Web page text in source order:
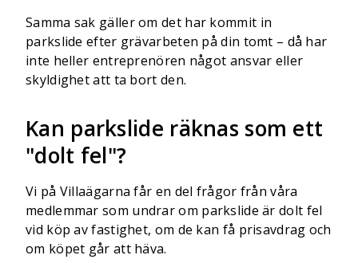
Samma sak gäller om det har kommit in
parkslide efter grävarbeten på din tomt – då har
inte heller entreprenören något ansvar eller
skyldighet att ta bort den.
Kan parkslide räknas som ett
"dolt fel"?
Vi på Villaägarna får en del frågor från våra
medlemmar som undrar om parkslide är dolt fel
vid köp av fastighet, om de kan få prisavdrag och
om köpet går att häva.